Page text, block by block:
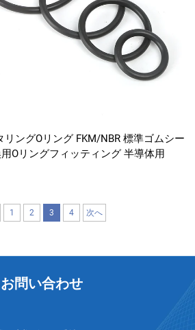
リングOリング FKM/NBR 標準ゴムシー
Oリングフィッティング 半導体用
1 2 3 4 次へ
お問い合わせ